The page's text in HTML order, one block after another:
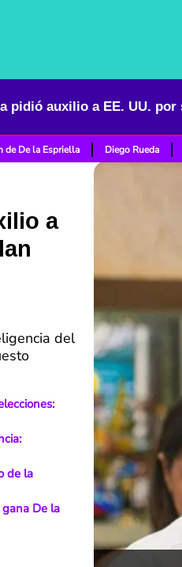
de De la Espriella Diego Rueda
a
del
de la
De la